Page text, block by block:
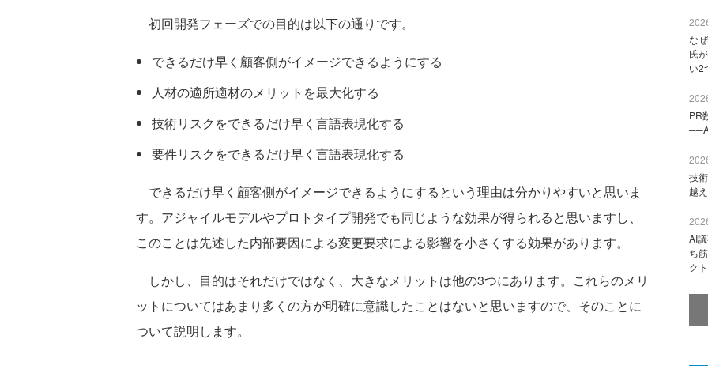
初回開発フェーズでの目的は以下の通りです。
できるだけ早く顧客側がイメージできるようにする
人材の適所適材のメリットを最大化する
技術リスクをできるだけ早く言語表現化する
要件リスクをできるだけ早く言語表現化する
できるだけ早く顧客側がイメージできるようにするという理由は分かりやすいと思いま
す。アジャイルモデルやプロトタイプ開発でも同じような効果が得られると思いますし、
このことは先述した内部要因による変更要求による影響を小さくする効果があります。
しかし、目的はそれだけではなく、大きなメリットは他の3つにあります。これらのメリ
ットについてはあまり多くの方が明確に意識したことはないと思いますので、そのことに
ついて説明します。
な
氏
い2
PR
技
越
AI
ち
ク